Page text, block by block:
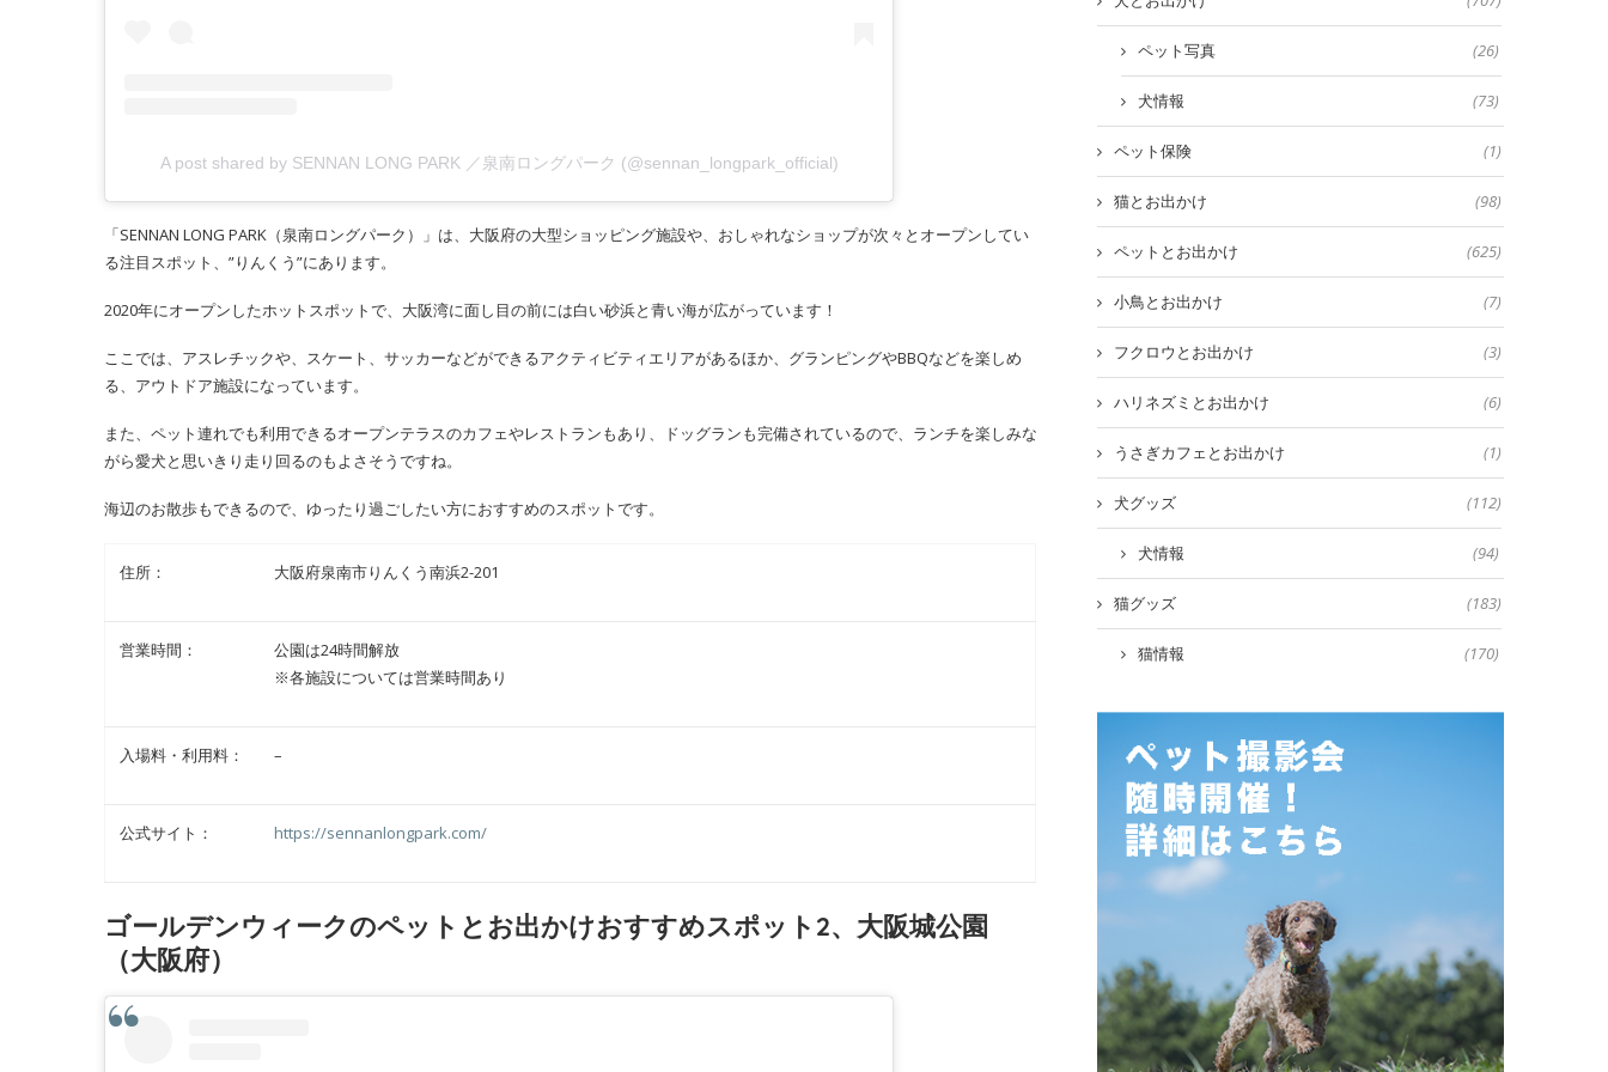
A post shared by SENNAN LONG PARK ／泉南ロングパーク (@sennan_longpark_official)
「SENNAN LONG PARK（泉南ロングパーク）」は、大阪府の大型ショッピング施設や、おしゃれなショップが次々とオープンしてい
る注目スポット、”りんくう”にあります。
2020年にオープンしたホットスポットで、大阪湾に面し目の前には白い砂浜と青い海が広がっています！
ここでは、アスレチックや、スケート、サッカーなどができるアクティビティエリアがあるほか、グランピングやBBQなどを楽しめ
る、アウトドア施設になっています。
また、ペット連れでも利用できるオープンテラスのカフェやレストランもあり、ドッグランも完備されているので、ランチを楽しみな
がら愛犬と思いきり走り回るのもよさそうですね。
海辺のお散歩もできるので、ゆったり過ごしたい方におすすめのスポットです。
住所： 大阪府泉南市りんくう南浜2-201
営業時間：
公園は24時間解放
※各施設については営業時間あり
入場料・利用料： –
公式サイト： https://sennanlongpark.com/
ゴールデンウィークのペットとお出かけおすすめスポット2、大阪城公園
（大阪府）
ペット写真 (26)
犬情報 (73)
ペット保険 (1)
猫とお出かけ (98)
ペットとお出かけ (625)
小鳥とお出かけ (7)
フクロウとお出かけ (3)
ハリネズミとお出かけ (6)
うさぎカフェとお出かけ (1)
犬グッズ (112)
犬情報 (94)
猫グッズ (183)
猫情報 (170)